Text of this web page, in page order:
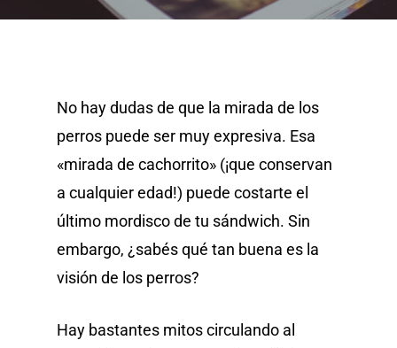
No hay dudas de que la mirada de los
perros puede ser muy expresiva. Esa
«mirada de cachorrito» (¡que conservan
a cualquier edad!) puede costarte el
último mordisco de tu sándwich. Sin
embargo, ¿sabés qué tan buena es la
visión de los perros?
Hay bastantes mitos circulando al